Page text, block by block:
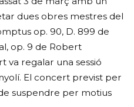
dues obres mestres del
op. 90, D. 899 de
op. 9 de Robert
va regalar una sessió
El concert previst per
suspendre per motius